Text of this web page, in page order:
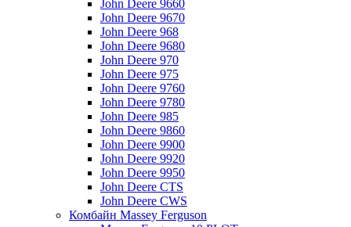
John Deere 9660
John Deere 9670
John Deere 968
John Deere 9680
John Deere 970
John Deere 975
John Deere 9760
John Deere 9780
John Deere 985
John Deere 9860
John Deere 9900
John Deere 9920
John Deere 9950
John Deere CTS
John Deere CWS
Комбайн Massey Ferguson